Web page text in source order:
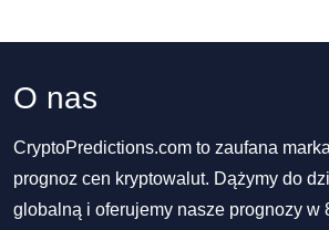
O nas
CryptoPredictions.com to zaufana
prognoz cen kryptowalut. Dążymy do
globalną i oferujemy nasze prognozy w